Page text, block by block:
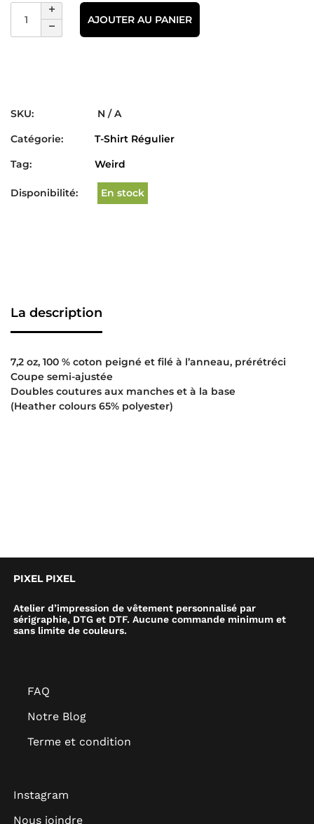
AJOUTER AU PANIER
SKU:
N / A
Catégorie:
T-Shirt Régulier
Tag:
Weird
Disponibilité: En stock
La description
7,2 oz, 100 % coton peigné et filé à l’anneau, prérétréci
Coupe semi-ajustée
Doubles coutures aux manches et à la base
(Heather colours 65% polyester)
PIXEL PIXEL
Atelier d’impression de vêtement personnalisé par
sérigraphie, DTG et DTF. Aucune commande minimum et
sans limite de couleurs.
FAQ
Notre Blog
Terme et condition
Instagram
Nous joindre